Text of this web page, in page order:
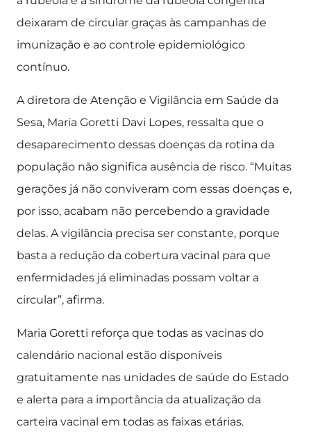
deixaram de circular graças às campanhas de
imunização e ao controle epidemiológico
contínuo.
A diretora de Atenção e Vigilância em Saúde da
Sesa, Maria Goretti Davi Lopes, ressalta que o
desaparecimento dessas doenças da rotina da
população não significa ausência de risco. “Muitas
gerações já não conviveram com essas doenças e,
por isso, acabam não percebendo a gravidade
delas. A vigilância precisa ser constante, porque
basta a redução da cobertura vacinal para que
enfermidades já eliminadas possam voltar a
circular”, afirma.
Maria Goretti reforça que todas as vacinas do
calendário nacional estão disponíveis
gratuitamente nas unidades de saúde do Estado
e alerta para a importância da atualização da
carteira vacinal em todas as faixas etárias.